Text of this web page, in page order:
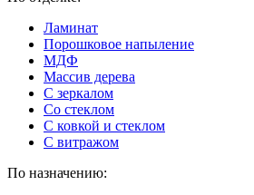
Ламинат
Порошковое напыление
МДФ
Массив дерева
С зеркалом
Со стеклом
С ковкой и стеклом
С витражом
По назначению: